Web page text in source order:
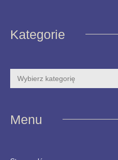
Kategorie
Menu